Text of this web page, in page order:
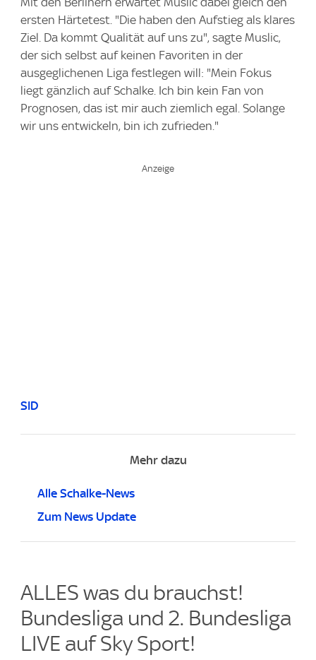
ersten Härtetest. "Die haben den Aufstieg als klares
Ziel. Da kommt Qualität auf uns zu", sagte Muslic,
der sich selbst auf keinen Favoriten in der
ausgeglichenen Liga festlegen will: "Mein Fokus
liegt gänzlich auf Schalke. Ich bin kein Fan von
Prognosen, das ist mir auch ziemlich egal. Solange
wir uns entwickeln, bin ich zufrieden."
SID
Mehr dazu
Alle Schalke-News
Zum News Update
ALLES was du brauchst!
Bundesliga und 2. Bundesliga
LIVE auf Sky Sport!